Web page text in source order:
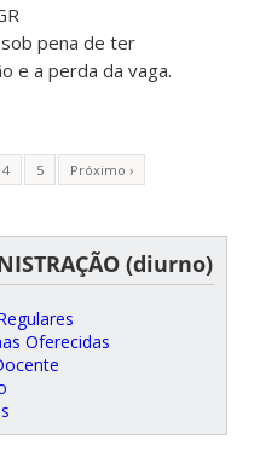
pena de ter
e a perda da vaga.
4 5
Próximo ›
(diurno)
Oferecidas